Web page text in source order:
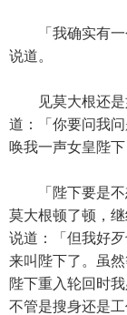
「我确实有一
说道。
见莫大根还是
道：「你要问我问
唤我一声女皇陛
「陛下要是不
莫大根顿了顿，
说道：「但我好
来叫陛下了。虽
陛下重入轮回时
不管是搜身还是